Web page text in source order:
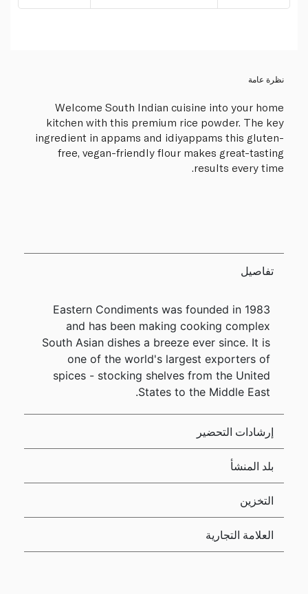
نظرة عامة
Welcome South Indian cuisine into your home
kitchen with this premium rice powder. The key
ingredient in appams and idiyappams this gluten-
free, vegan-friendly flour makes great-tasting
results every time.
تفاصيل
Eastern Condiments was founded in 1983
and has been making cooking complex
South Asian dishes a breeze ever since. It is
one of the world's largest exporters of
spices - stocking shelves from the United
States to the Middle East.
إرشادات التحضير
بلد المنشأ
التخزين
العلامة التجارية